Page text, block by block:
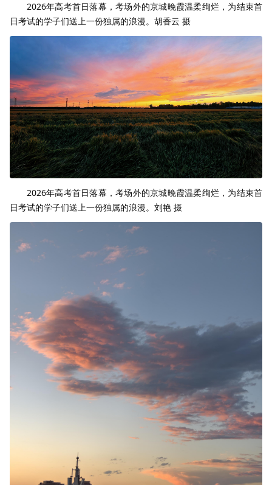
2026年高考首日落幕，考场外的京城晚霞温柔绚烂，为结束首
日考试的学子们送上一份独属的浪漫。胡香云 摄
2026年高考首日落幕，考场外的京城晚霞温柔绚烂，为结束首
日考试的学子们送上一份独属的浪漫。刘艳 摄